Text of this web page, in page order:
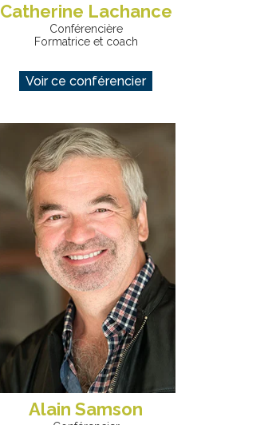
Catherine Lachance
Conférencière
Formatrice et coach
Voir ce conférencier
Alain Samson